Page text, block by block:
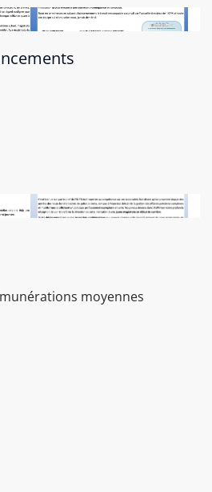
moyennes